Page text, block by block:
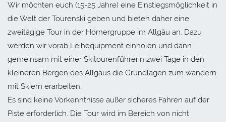
Wir möchten euch (15-25 Jahre) eine Einstiegsmöglichkeit in
die Welt der Tourenski geben und bieten daher eine
zweitägige Tour in der Hörnergruppe im Allgäu an. Dazu
werden wir vorab Leihequipment einholen und dann
gemeinsam mit einer Skitourenführerin zwei Tage in den
kleineren Bergen des Allgäus die Grundlagen zum wandern
mit Skiern erarbeiten.
Es sind keine Vorkenntnisse außer sicheres Fahren auf der
Piste erforderlich. Die Tour wird im Bereich von nicht